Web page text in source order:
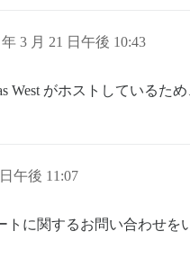
年 3 月 21 日午後 10:43
West がホストしているため
午後 11:07
トに関するお問い合わせを